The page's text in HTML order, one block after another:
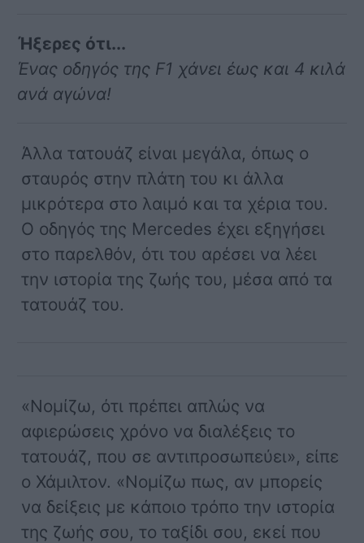
Ήξερες ότι...
Ένας οδηγός της F1 χάνει έως και 4 κιλά
ανά αγώνα!
Άλλα τατουάζ είναι μεγάλα, όπως ο
σταυρός στην πλάτη του κι άλλα
μικρότερα στο λαιμό και τα χέρια του.
Ο οδηγός της Mercedes έχει εξηγήσει
στο παρελθόν, ότι του αρέσει να λέει
την ιστορία της ζωής του, μέσα από τα
τατουάζ του.
«Νομίζω, ότι πρέπει απλώς να
αφιερώσεις χρόνο να διαλέξεις το
τατουάζ, που σε αντιπροσωπεύει», είπε
ο Χάμιλτον. «Νομίζω πως, αν μπορείς
να δείξεις με κάποιο τρόπο την ιστορία
της ζωής σου, το ταξίδι σου, εκεί που